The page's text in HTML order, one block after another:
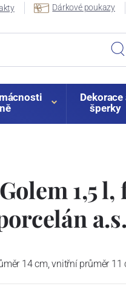
Dárkové poukazy
Dekorace
šperky
1,5
a.s.
14 cm, vnitřní průměr 11